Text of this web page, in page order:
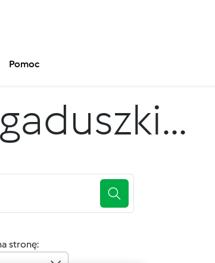
Pomoc
stronę: